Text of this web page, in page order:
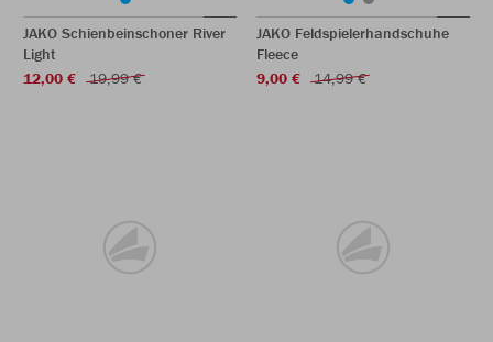
JAKO Schienbeinschoner River
Light
12,00 €
19,99 €
JAKO Feldspielerhandschuhe
Fleece
9,00 €
14,99 €